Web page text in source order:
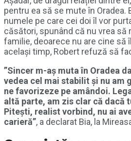
pentru ea să se mute în Oradea.
numele pe care cei doi îl vor
căsători, spunând că nu vrea să
familie, deoarece nu are cine să
același timp, Robert refuză să
”Sincer m-aș muta în Oradea
vedea cel mai stabilit și nu am
ne favorizeze pe amândoi.
altă parte, am zis clar că dacă
Pitești, realist vorbind, nu ai
carieră”, a declarat Bia, la